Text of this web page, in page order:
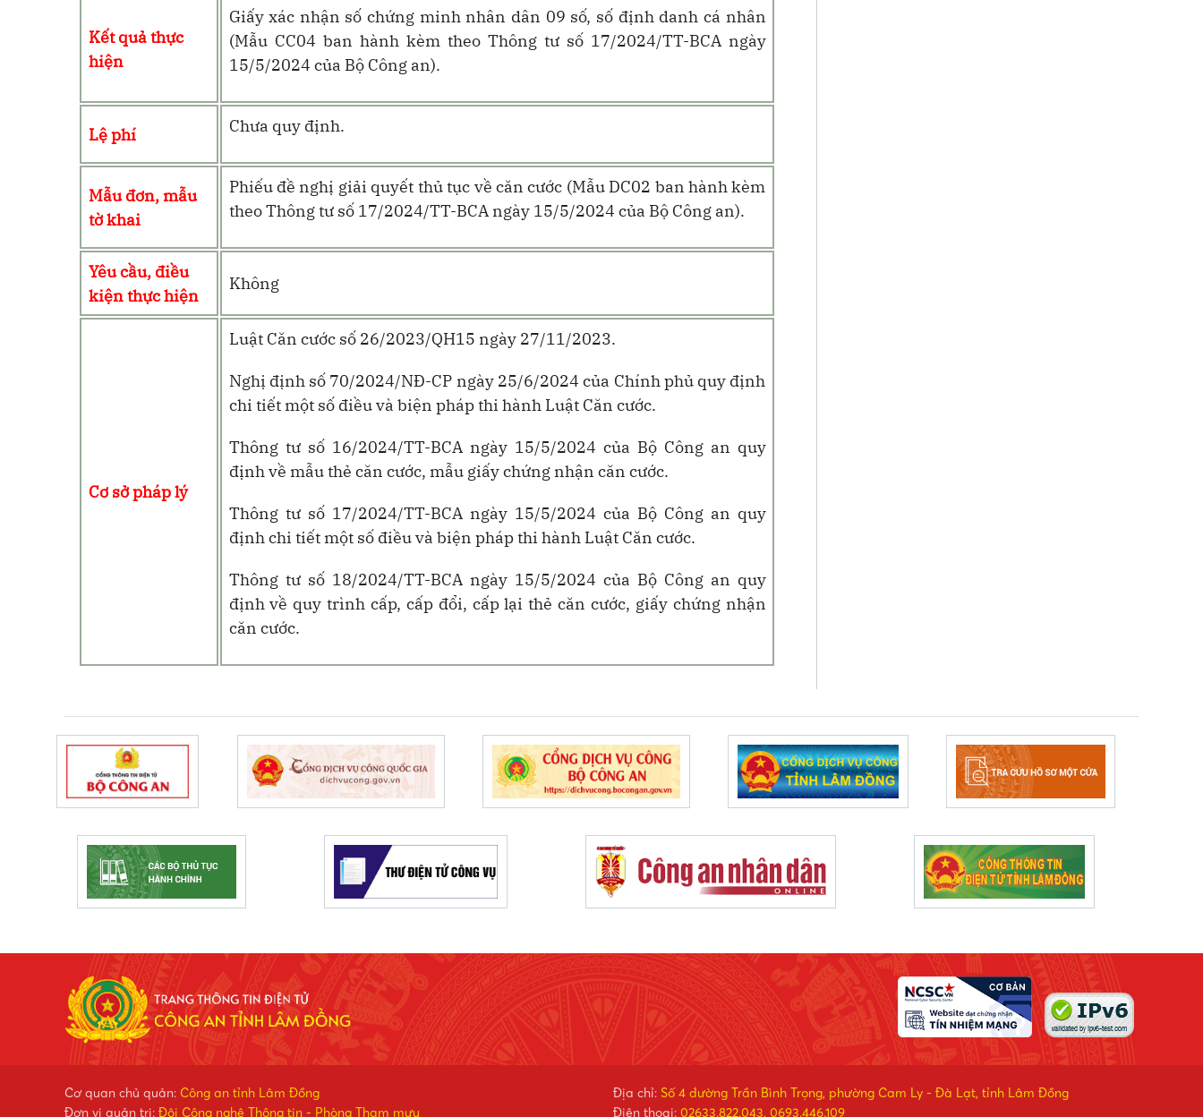
Kết quả thực
hiện
Giấy xác nhận số chứng minh nhân dân 09 số, số định danh cá nhân
(Mẫu CC04 ban hành kèm theo Thông tư số 17/2024/TT-BCA ngày
15/5/2024 của Bộ Công an).
Lệ phí Chưa quy định.
Mẫu đơn, mẫu
tờ khai
Phiếu đề nghị giải quyết thủ tục về căn cước (Mẫu DC02 ban hành kèm
theo Thông tư số 17/2024/TT-BCA ngày 15/5/2024 của Bộ Công an).
Yêu cầu, điều
kiện thực hiện
Không
Cơ sở pháp lý
Luật Căn cước số 26/2023/QH15 ngày 27/11/2023.
Nghị định số 70/2024/NĐ-CP ngày 25/6/2024 của Chính phủ quy định
chi tiết một số điều và biện pháp thi hành Luật Căn cước.
Thông tư số 16/2024/TT-BCA ngày 15/5/2024 của Bộ Công an quy
định về mẫu thẻ căn cước, mẫu giấy chứng nhận căn cước.
Thông tư số 17/2024/TT-BCA ngày 15/5/2024 của Bộ Công an quy
định chi tiết một số điều và biện pháp thi hành Luật Căn cước.
Thông tư số 18/2024/TT-BCA ngày 15/5/2024 của Bộ Công an quy
định về quy trình cấp, cấp đổi, cấp lại thẻ căn cước, giấy chứng nhận
căn cước.
Cơ quan chủ quản: Công an tỉnh Lâm Đồng
Đơn vị quản trị: Đội Công nghệ Thông tin - Phòng Tham mưu
Địa chỉ: Số 4 đường Trần Bình Trọng, phường Cam Ly - Đà Lạt, tỉnh Lâm Đồng
Điện thoại: 02633.822.043, 0693.446.109